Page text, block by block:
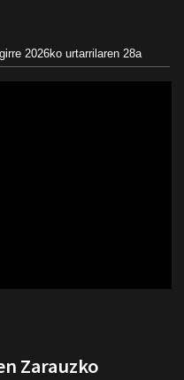
2026ko urtarrilaren 28a
Zarauzko